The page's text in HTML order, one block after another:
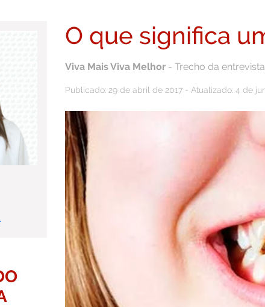
O que significa
Viva Mais Viva Melhor - Trecho da
Publicado: 29 de abril de 2017 - Atualizado: 4 de